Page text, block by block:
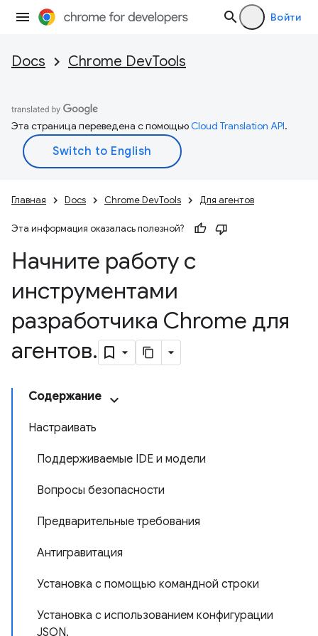
Войти
Docs Chrome DevTools
Эта страница переведена с помощьюCloud Translation API.
Главная Docs Chrome DevTools Для агентов
Эта информация оказалась полезной?
Начните работу с
инструментами
разработчика Chrome для
агентов.
Содержание
Настраивать
Поддерживаемые IDE и модели
Вопросы безопасности
Предварительные требования
Антигравитация
Установка с помощью командной строки
Установка с использованием конфигурации
JSON.